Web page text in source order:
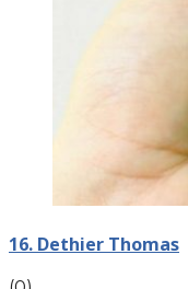
16. Dethier Thomas